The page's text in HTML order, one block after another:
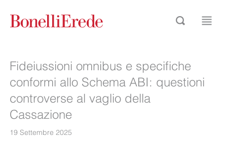
Fideiussioni omnibus e specifiche
conformi allo Schema ABI: questioni
controverse al vaglio della
Cassazione
19 Settembre 2025